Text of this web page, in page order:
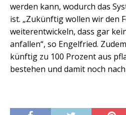
werden kann, wodurch das
ist. „Zukünftig wollen wir den
weiterentwickeln, dass gar
anfallen“, so Engelfried.
künftig zu 100 Prozent aus
bestehen und damit noch